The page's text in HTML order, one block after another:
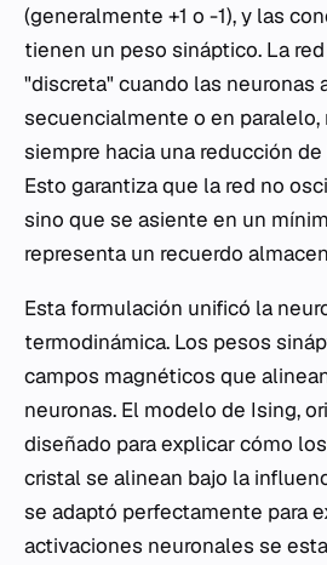
(generalmente +1 o -1), y las
tienen un peso sináptico. La
"discreta" cuando las neuronas
secuencialmente o en paralelo,
siempre hacia una reducción
Esto garantiza que la red no
sino que se asiente en un
representa un recuerdo
Esta formulación unificó la
termodinámica. Los pesos
campos magnéticos que
neuronas. El modelo de Ising,
diseñado para explicar cómo
cristal se alinean bajo la
se adaptó perfectamente para
activaciones neuronales se